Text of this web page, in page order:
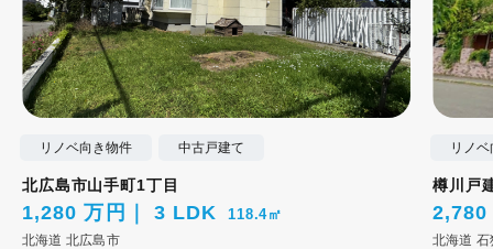
リノベ向き物件 中古戸建て
北広島市山手町1丁目
1,280 万円 3 LDK 118.4㎡
北海道 北広島市
リノ
樽川戸
2,780
北海道 石